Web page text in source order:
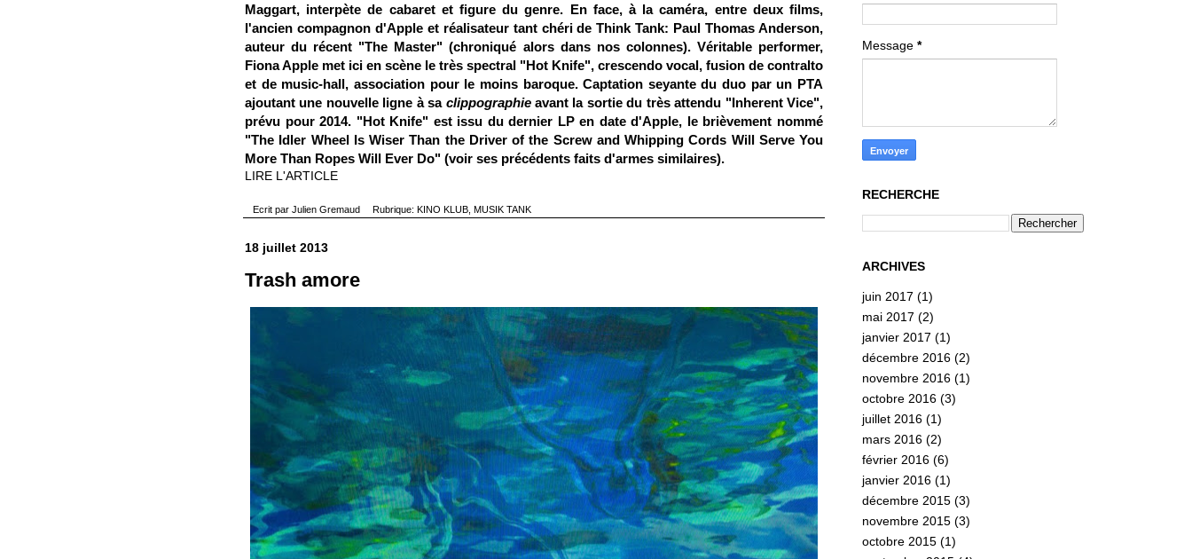
Maggart, interpète de cabaret et figure du genre. En face, à la caméra, entre deux films,
l'ancien compagnon d'Apple et réalisateur tant chéri de Think Tank: Paul Thomas Anderson,
auteur du récent "The Master" (chroniqué alors dans nos colonnes). Véritable performer,
Fiona Apple met ici en scène le très spectral "Hot Knife", crescendo vocal, fusion de contralto
et de music-hall, association pour le moins baroque. Captation seyante du duo par un PTA
ajoutant une nouvelle ligne à sa clippographieavant la sortie du très attendu "Inherent Vice",
prévu pour 2014. "Hot Knife" est issu du dernier LP en date d'Apple, le brièvement nommé
"The Idler Wheel Is Wiser Than the Driver of the Screw and Whipping Cords Will Serve You
More Than Ropes Will Ever Do" (voir ses précédents faits d'armes similaires).
LIRE L'ARTICLE
Ecrit parJulien Gremaud Rubrique:KINO KLUB ,MUSIK TANK
18 juillet 2013
Trash amore
Message *
RECHERCHE
ARCHIVES
juin 2017 (1)
mai 2017 (2)
janvier 2017 (1)
décembre 2016 (2)
novembre 2016 (1)
octobre 2016 (3)
juillet 2016 (1)
mars 2016 (2)
février 2016 (6)
janvier 2016 (1)
décembre 2015 (3)
novembre 2015 (3)
octobre 2015 (1)